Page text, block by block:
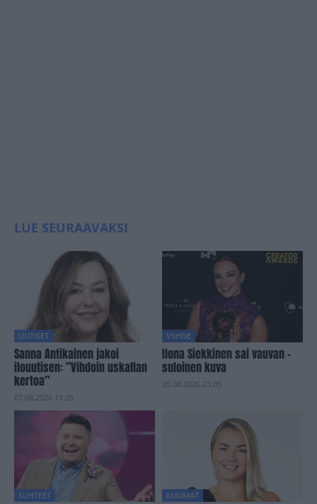
LUE SEURAAVAKSI
UUTISET
Sanna Antikainen jakoi
ilouutisen: ”Vihdoin uskallan
kertoa”
07.08.2026 11.05
VIIHDE
Ilona Siekkinen sai vauvan –
suloinen kuva
05.08.2026 23.05
SUHTEET KUUMAT